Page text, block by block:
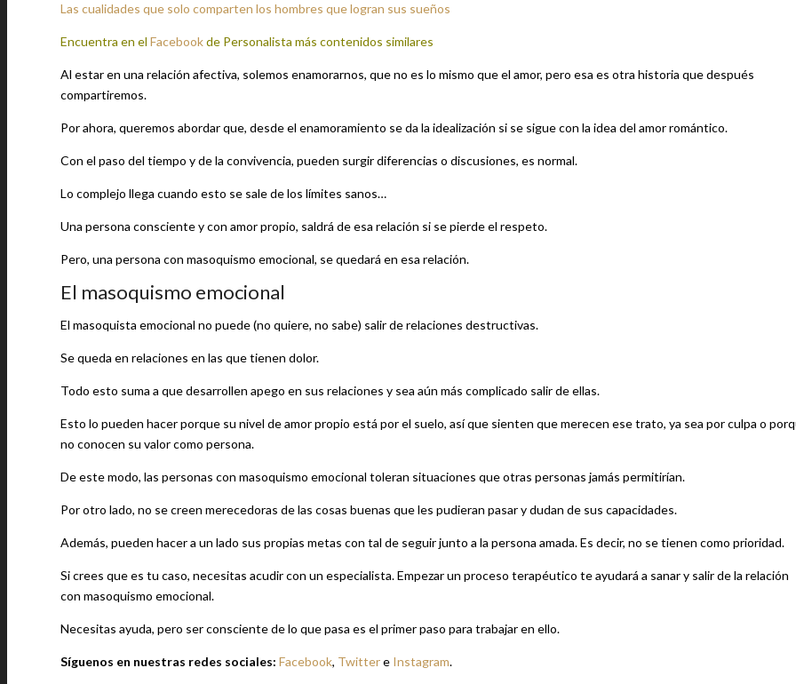
Las cualidades que solo comparten los hombres que logran sus sueños
Encuentra en el Facebookde Personalista más contenidos similares
Al estar en una relación afectiva, solemos enamorarnos, que no es lo mismo que el amor, pero esa es otra historia que después
compartiremos.
Por ahora, queremos abordar que, desde el enamoramiento se da la idealización si se sigue con la idea del amor romántico.
Con el paso del tiempo y de la convivencia, pueden surgir diferencias o discusiones, es normal.
Lo complejo llega cuando esto se sale de los límites sanos…
Una persona consciente y con amor propio, saldrá de esa relación si se pierde el respeto.
Pero, una persona con masoquismo emocional, se quedará en esa relación.
El masoquismo emocional
El masoquista emocional no puede (no quiere, no sabe) salir de relaciones destructivas.
Se queda en relaciones en las que tienen dolor.
Todo esto suma a que desarrollen apego en sus relaciones y sea aún más complicado salir de ellas.
Esto lo pueden hacer porque su nivel de amor propio está por el suelo, así que sienten que merecen ese trato, ya sea por culpa o
no conocen su valor como persona.
De este modo, las personas con masoquismo emocional toleran situaciones que otras personas jamás permitirían.
Por otro lado, no se creen merecedoras de las cosas buenas que les pudieran pasar y dudan de sus capacidades.
Además, pueden hacer a un lado sus propias metas con tal de seguir junto a la persona amada. Es decir, no se tienen como prioridad.
Si crees que es tu caso, necesitas acudir con un especialista. Empezar un proceso terapéutico te ayudará a sanar y salir de la relación
con masoquismo emocional.
Necesitas ayuda, pero ser consciente de lo que pasa es el primer paso para trabajar en ello.
Síguenos en nuestras redes sociales: Facebook, Twittere Instagram.